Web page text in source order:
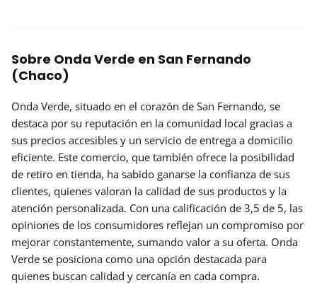
Sobre Onda Verde en San Fernando
(Chaco)
Onda Verde, situado en el corazón de San Fernando, se
destaca por su reputación en la comunidad local gracias a
sus precios accesibles y un servicio de entrega a domicilio
eficiente. Este comercio, que también ofrece la posibilidad
de retiro en tienda, ha sabido ganarse la confianza de sus
clientes, quienes valoran la calidad de sus productos y la
atención personalizada. Con una calificación de 3,5 de 5, las
opiniones de los consumidores reflejan un compromiso por
mejorar constantemente, sumando valor a su oferta. Onda
Verde se posiciona como una opción destacada para
quienes buscan calidad y cercanía en cada compra.